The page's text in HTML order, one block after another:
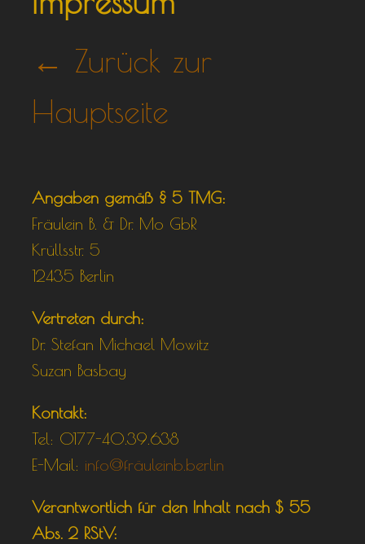
← Zurück zur
Hauptseite
Angaben gemäß § 5 TMG:
Fräulein B. & Dr. Mo GbR
Krüllsstr. 5
12435 Berlin
Vertreten durch:
Dr. Stefan Michael Mowitz
Suzan Basbay
Kontakt:
Tel: 0177-40.39.638
E-Mail: info@fräuleinb.berlin
Verantwortlich für den Inhalt nach $ 55
Abs. 2 RStV: